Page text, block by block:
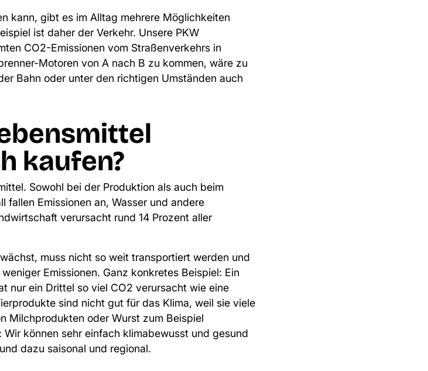
kann, gibt es im Alltag mehrere Möglichkeiten
ist daher der Verkehr. Unsere PKW
CO2-Emissionen vom Straßenverkehrs in
Motoren von A nach B zu kommen, wäre zu
Bahn oder unter den richtigen Umständen auch
kaufen?
Sowohl bei der Produktion als auch beim
fallen Emissionen an, Wasser und andere
verursacht rund 14 Prozent aller
muss nicht so weit transportiert werden und
Emissionen. Ganz konkretes Beispiel: Ein
nur ein Drittel so viel CO2 verursacht wie eine
sind nicht gut für das Klima, weil sie viele
Milchprodukten oder Wurst zum Beispiel
können sehr einfach klimabewusst und gesund
dazu saisonal und regional.